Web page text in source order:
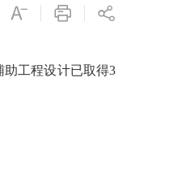
助工程设计已取得3